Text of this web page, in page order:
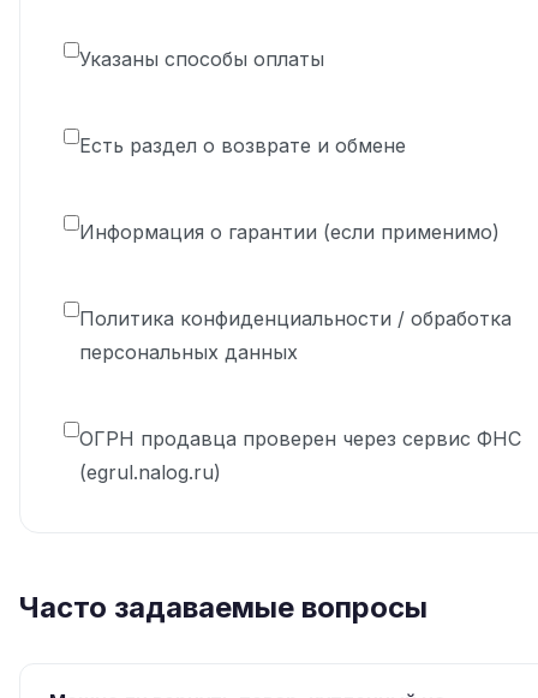
Указаны способы оплаты
Есть раздел о возврате и обмене
Информация о гарантии (если применимо)
Политика конфиденциальности / обработка
персональных данных
ОГРН продавца проверен через сервис ФНС
(egrul.nalog.ru)
Часто задаваемые вопросы